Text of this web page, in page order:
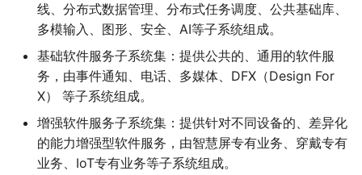
线、分布式数据管理、分布式任务调度、公共基础库、
多模输入、图形、安全、AI等子系统组成。
基础软件服务子系统集：提供公共的、通用的软件服
务，由事件通知、电话、多媒体、DFX（Design For
X） 等子系统组成。
增强软件服务子系统集：提供针对不同设备的、差异化
的能力增强型软件服务，由智慧屏专有业务、穿戴专有
业务、IoT专有业务等子系统组成。